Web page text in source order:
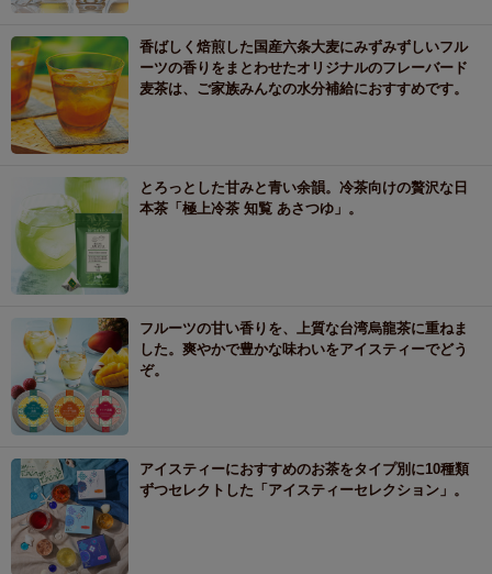
香ばしく焙煎した国産六条大麦にみずみずしいフル
ーツの香りをまとわせたオリジナルのフレーバード
麦茶は、ご家族みんなの水分補給におすすめです。
とろっとした甘みと青い余韻。冷茶向けの贅沢な日
本茶「極上冷茶 知覧 あさつゆ」。
フルーツの甘い香りを、上質な台湾烏龍茶に重ねま
した。爽やかで豊かな味わいをアイスティーでどう
ぞ。
アイスティーにおすすめのお茶をタイプ別に10種類
ずつセレクトした「アイスティーセレクション」。